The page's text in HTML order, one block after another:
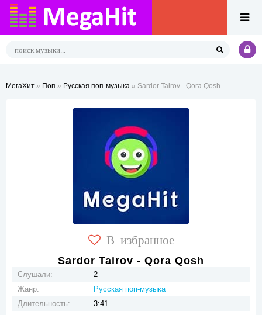
МегаХит » Поп » Русская поп-музыка » Sardor Tairov - Qora Qosh
В избранное
Sardor Tairov - Qora Qosh
Слушали:
2
Жанр:
Русская поп-музыка
Длительность:
3:41